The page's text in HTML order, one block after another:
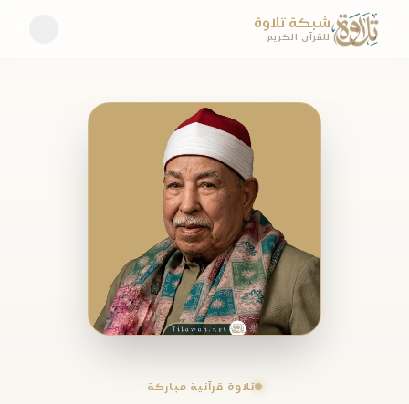
شبكة تلاوة
للقرآن الكريم
تلاوة قرآنية مباركة